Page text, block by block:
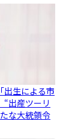
出生による市
出産ツーリ
な大統領令